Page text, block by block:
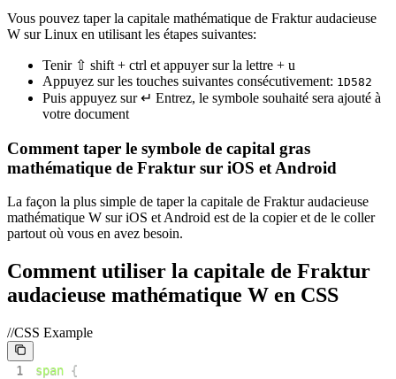
Vous pouvez taper la capitale mathématique de Fraktur audacieuse
W sur Linux en utilisant les étapes suivantes:
Tenir ⇧ shift + ctrl et appuyer sur la lettre + u
Appuyez sur les touches suivantes consécutivement: 1 D582
Puis appuyez sur ↵ Entrez, le symbole souhaité sera ajouté à
votre document
Comment taper le symbole de capital gras
mathématique de Fraktur sur iOS et Android
La façon la plus simple de taper la capitale de Fraktur audacieuse
mathématique W sur iOS et Android est de la copier et de le coller
partout où vous en avez besoin.
Comment utiliser la capitale de Fraktur
audacieuse mathématique W en CSS
//CSS Example
1 span {